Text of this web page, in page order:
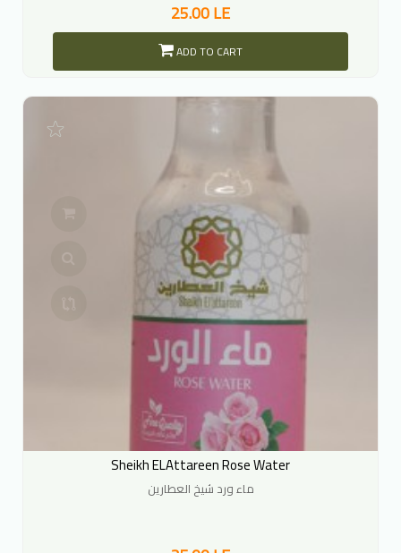
25.00 LE
ADD TO CART
Sheikh ELAttareen Rose Water
ماء ورد شيخ العطارين